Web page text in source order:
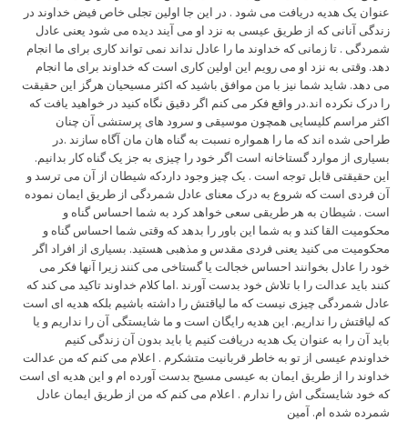
عنوان یک هدیه دریافت می شود . در این جا اولین تجلی خاص فیض خداوند در
زندگی آنانی که از طریق عیسی به نزد او می آیند دیده می شود یعنی عادل
شمردگی . تا زمانی که خداوند ما را عادل نداند نمی تواند کاری برای ما انجام
دهد. وقتی به نزد او می رویم این اولین کاری است که خداوند برای ما انجام
می دهد. شاید شما نیز با من موافق باشید که اکثر مسیحیان هرگز این حقیقت
را درک نکرده اند.در واقع فکر می کنم اگر دقیق نگاه کنید در خواهید یافت که
اکثر مراسم کلیسایی همچون موسیقی و سرود های پرستشی آن چنان
طراحی شده اند که ما را همواره نسبت به گناه هان مان آگاه سازند .در
بسیاری از موارد گستاخانه است اگر خود را چیزی به جز یک گناه کار بدانیم.
این حقیقتی قابل توجه است . یک چیز وجود داردکه شیطان از آن می ترسد و
آن فردی است که شروع به درک معنای عادل شمردگی از طریق ایمان نموده
است . شیطان به هر طریقی سعی خواهد کرد به شما احساس گناه و
محکومیت القا کند و به شما این باور را بدهد که وقتی شما احساس گناه و
محکومیت می کنید یعنی فردی مقدس و مذهبی هستید. بسیاری از افراد اگر
خود را عادل بخوانند احساس خجالت یا گستاخی می کنند زیرا آنها فکر می
کنند باید عدالت را با تلاش خود بدست آورند .اما کلام خداوند تاکید می کند که
عادل شمردگی چیزی نیست که ما لیاقتش را داشته باشیم بلکه هدیه ای است
که لیاقتش را نداریم. این هدیه رایگان است و ما شایستگی آن را نداریم و یا
باید آن را به عنوان یک هدیه دریافت کنیم یا باید بدون آن زندگی کنیم
خداوندم عیسی از تو به خاطر قربانیت متشکرم . اعلام می کنم که من عدالت
خداوند را از طریق ایمان به عیسی مسیح بدست آورده ام و این هدیه ای است
که خود شایستگی اش را ندارم . اعلام می کنم که من از طریق ایمان عادل
شمرده شده ام. آمین